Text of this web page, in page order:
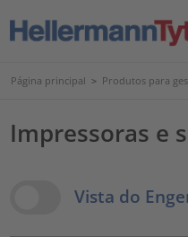
Página principal > Produtos para
Impressoras e
View Options
Vista do